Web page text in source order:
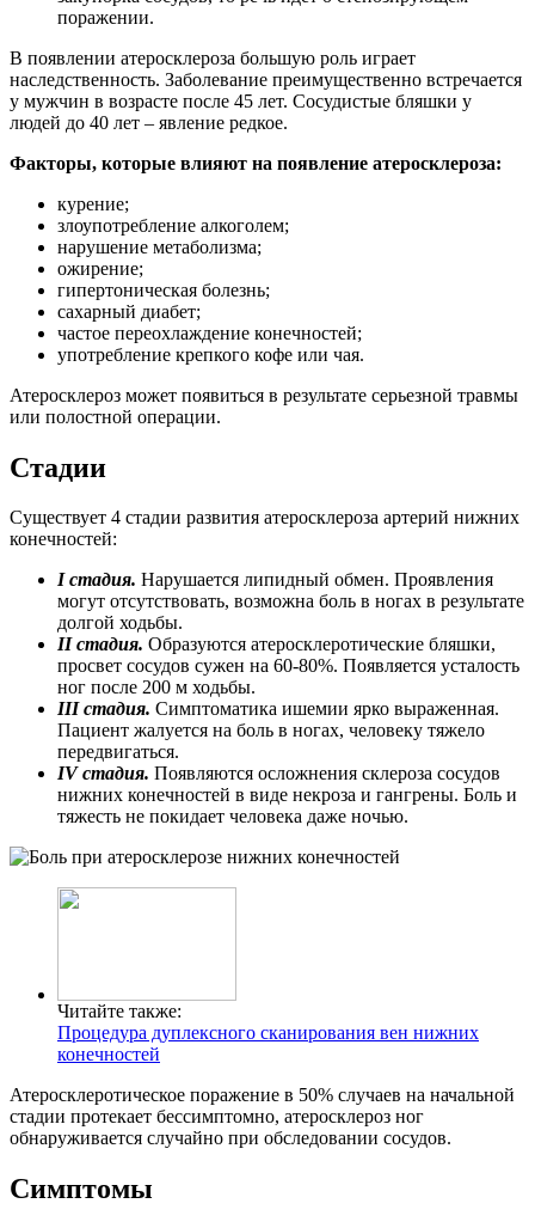
поражении.
В появлении атеросклероза большую роль играет
наследственность. Заболевание преимущественно встречается
у мужчин в возрасте после 45 лет. Сосудистые бляшки у
людей до 40 лет – явление редкое.
Факторы, которые влияют на появление атеросклероза:
курение;
злоупотребление алкоголем;
нарушение метаболизма;
ожирение;
гипертоническая болезнь;
сахарный диабет;
частое переохлаждение конечностей;
употребление крепкого кофе или чая.
Атеросклероз может появиться в результате серьезной травмы
или полостной операции.
Стадии
Существует 4 стадии развития атеросклероза артерий нижних
конечностей:
I стадия. Нарушается липидный обмен. Проявления
могут отсутствовать, возможна боль в ногах в результате
долгой ходьбы.
II стадия. Образуются атеросклеротические бляшки,
просвет сосудов сужен на 60-80%. Появляется усталость
ног после 200 м ходьбы.
III стадия. Симптоматика ишемии ярко выраженная.
Пациент жалуется на боль в ногах, человеку тяжело
передвигаться.
IV стадия. Появляются осложнения склероза сосудов
нижних конечностей в виде некроза и гангрены. Боль и
тяжесть не покидает человека даже ночью.
Читайте также:
Процедура дуплексного сканирования вен нижних
конечностей
Атеросклеротическое поражение в 50% случаев на начальной
стадии протекает бессимптомно, атеросклероз ног
обнаруживается случайно при обследовании сосудов.
Симптомы